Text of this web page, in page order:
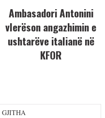
Ambasadori Antonini
vlerëson angazhimin e
ushtarëve italianë në
KFOR